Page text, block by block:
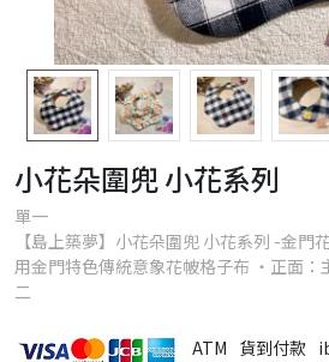
小花朵圍兜 小花系列
單一
【島上築夢】小花朵圍兜 小花系列 -金門
用金門特色傳統意象花帔格子布 ・正面：
二
ATM 貨到付款